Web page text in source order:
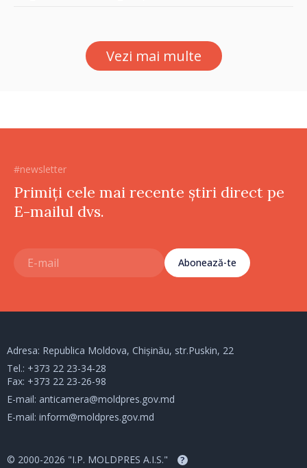
Vezi mai multe
#newsletter
Primiți cele mai recente știri direct pe
E-mailul dvs.
Abonează-te
Adresa: Republica Moldova, Chișinău, str.Puskin, 22
Tel.: +373 22 23-34-28
Fax: +373 22 23-26-98
E-mail: anticamera@moldpres.gov.md
E-mail: inform@moldpres.gov.md
© 2000-2026 "I.P. MOLDPRES A.I.S." ?